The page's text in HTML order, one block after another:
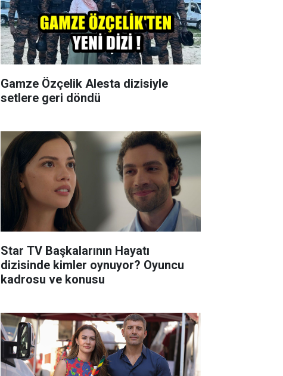
Gamze Özçelik Alesta dizisiyle
setlere geri döndü
Star TV Başkalarının Hayatı
dizisinde kimler oynuyor? Oyuncu
kadrosu ve konusu